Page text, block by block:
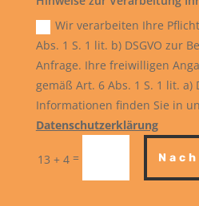
Wir verarbeiten Ihre
Abs. 1 S. 1 lit. b) DSGVO zur
Anfrage. Ihre freiwilligen
gemäß Art. 6 Abs. 1 S. 1 lit. a)
Informationen finden Sie in
Datenschutzerklärung
13 + 4 =